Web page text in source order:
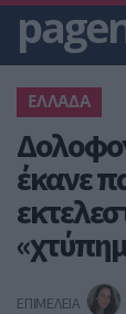
ΕΛΛΑΔΑ
έκανε
ΕΠΙΜΕΛΕΙΑ